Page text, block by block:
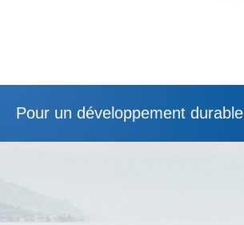
Pour un développement durable